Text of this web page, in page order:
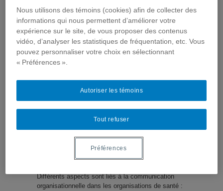
améliorer.
Conférencière
Marie-Emmanuelle Laquerre,professeure au
Département de communication sociale et publique
de l'UQAM et membre de ComSanté.
, 405 rue Ste-Catherine Est, Pavillon
Judith-Jasmin,local J-1200.
Quelques éléments importants de la
La communication organisationnelle
Différents aspects sont liés à la communication
organisationnelle dans les organisations de santé :
Nous utilisons des témoins (cookies) afin de collecter des
informations qui nous permettent d’améliorer votre
expérience sur le site, de vous proposer des contenus
vidéo, d’analyser les statistiques de fréquentation, etc. Vous
pouvez personnaliser votre choix en sélectionnant
« Préférences ».
Tout refuser
Autoriser les témoins
Préférences